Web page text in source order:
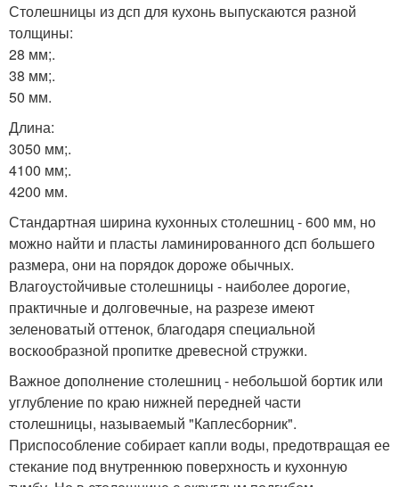
Столешницы из дсп для кухонь выпускаются разной
толщины:
28 мм;.
38 мм;.
50 мм.
Длина:
3050 мм;.
4100 мм;.
4200 мм.
Стандартная ширина кухонных столешниц - 600 мм, но
можно найти и пласты ламинированного дсп большего
размера, они на порядок дороже обычных.
Влагоустойчивые столешницы - наиболее дорогие,
практичные и долговечные, на разрезе имеют
зеленоватый оттенок, благодаря специальной
воскообразной пропитке древесной стружки.
Важное дополнение столешниц - небольшой бортик или
углубление по краю нижней передней части
столешницы, называемый "Каплесборник".
Приспособление собирает капли воды, предотвращая ее
стекание под внутреннюю поверхность и кухонную